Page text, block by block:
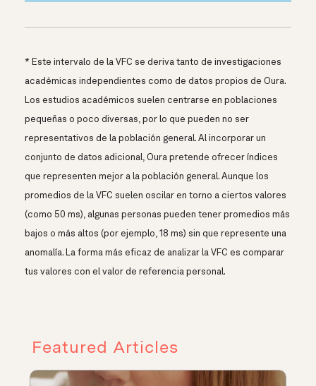
* Este intervalo de la VFC se deriva tanto de investigaciones
académicas independientes como de datos propios de Oura.
Los estudios académicos suelen centrarse en poblaciones
pequeñas o poco diversas, por lo que pueden no ser
representativos de la población general. Al incorporar un
conjunto de datos adicional, Oura pretende ofrecer índices
que representen mejor a la población general. Aunque los
promedios de la VFC suelen oscilar en torno a ciertos valores
(como 50 ms), algunas personas pueden tener promedios más
bajos o más altos (por ejemplo, 18 ms) sin que represente una
anomalía. La forma más eficaz de analizar la VFC es comparar
tus valores con el valor de referencia personal.
Featured Articles